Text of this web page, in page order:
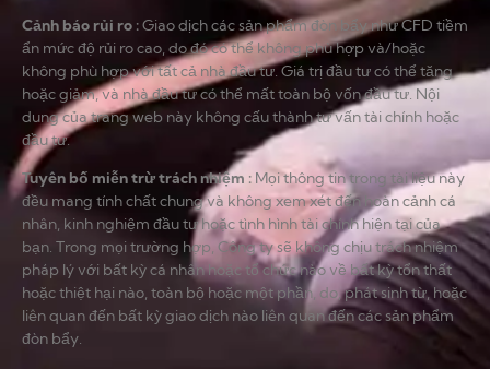
Cảnh báo rủi ro :Giao dịch các sản phẩm đòn bẩy như CFD tiềm
ẩn mức độ rủi ro cao, do đó có thể không phù hợp và/hoặc
không phù hợp với tất cả nhà đầu tư. Giá trị đầu tư có thể tăng
hoặc giảm, và nhà đầu tư có thể mất toàn bộ vốn đầu tư. Nội
dung của trang web này không cấu thành tư vấn tài chính hoặc
đầu tư.
Tuyên bố miễn trừ trách nhiệm : Mọi thông tin trong tài liệu này
đều mang tính chất chung và không xem xét đến hoàn cảnh cá
nhân, kinh nghiệm đầu tư hoặc tình hình tài chính hiện tại của
bạn. Trong mọi trường hợp, Công ty sẽ không chịu trách nhiệm
pháp lý với bất kỳ cá nhân hoặc tổ chức nào về bất kỳ tổn thất
hoặc thiệt hại nào, toàn bộ hoặc một phần, do, phát sinh từ, hoặc
liên quan đến bất kỳ giao dịch nào liên quan đến các sản phẩm
đòn bẩy.